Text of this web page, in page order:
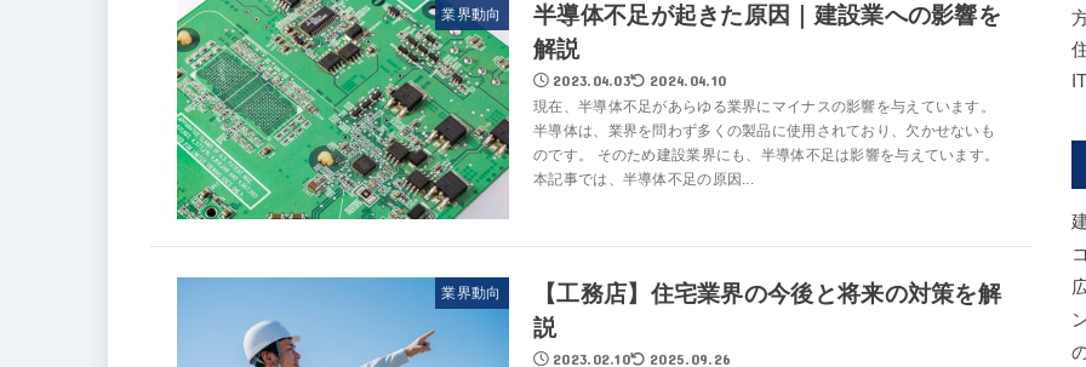
業界動向
半導体不足が起きた原因｜建設業への影響を
解説
2023.04.03 2024.04.10
現在、半導体不足があらゆる業界にマイナスの影響を与えています。
半導体は、業界を問わず多くの製品に使用されており、欠かせないも
のです。 そのため建設業界にも、半導体不足は影響を与えています。
本記事では、半導体不足の原因...
業界動向
【工務店】住宅業界の今後と将来の対策を解
説
2023.02.10 2025.09.26